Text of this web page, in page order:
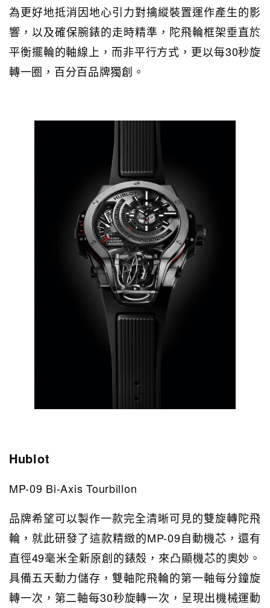
為更好地抵消因地心引力對擒縱裝置運作產生的影
響，以及確保腕錶的走時精準，陀飛輪框架垂直於
平衡擺輪的軸線上，而非平行方式，更以每30秒旋
轉一圈，百分百品牌獨創。
Hublot
MP-09 Bi-Axis Tourbillon
品牌希望可以製作一款完全清晰可見的雙旋轉陀飛
輪，就此研發了這款精緻的MP-09自動機芯，還有
直徑49毫米全新原創的錶殼，來凸顯機芯的奧妙。
具備五天動力儲存，雙軸陀飛輪的第一軸每分鐘旋
轉一次，第二軸每30秒旋轉一次，呈現出機械運動